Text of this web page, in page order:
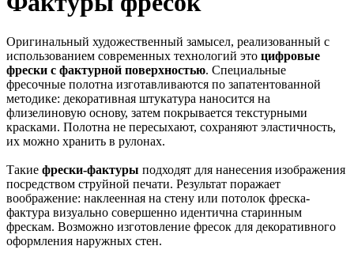
Оригинальный художественный замысел, реализованный с
использованием современных технологий это цифровые
фрески с фактурной поверхностью. Специальные
фресочные полотна изготавливаются по запатентованной
методике: декоративная штукатура наносится на
флизелиновую основу, затем покрывается текстурными
красками. Полотна не пересыхают, сохраняют эластичность,
их можно хранить в рулонах.
Такие фрески-фактуры подходят для нанесения изображения
посредством струйной печати. Результат поражает
воображение: наклеенная на стену или потолок фреска-
фактура визуально совершенно идентична старинным
фрескам. Возможно изготовление фресок для декоративного
оформления наружных стен.